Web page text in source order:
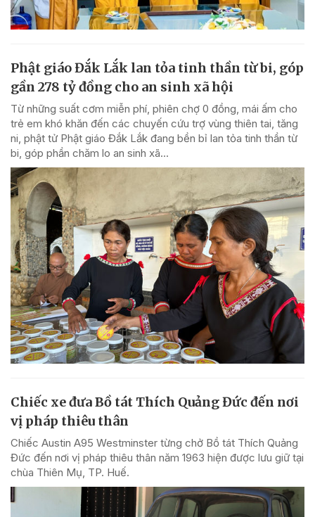
Phật giáo Đắk Lắk lan tỏa tinh thần từ bi, góp
gần 278 tỷ đồng cho an sinh xã hội
Từ những suất cơm miễn phí, phiên chợ 0 đồng, mái ấm cho
trẻ em khó khăn đến các chuyến cứu trợ vùng thiên tai, tăng
ni, phật tử Phật giáo Đắk Lắk đang bền bỉ lan tỏa tinh thần từ
bi, góp phần chăm lo an sinh xã...
Chiếc xe đưa Bồ tát Thích Quảng Đức đến nơi
vị pháp thiêu thân
Chiếc Austin A95 Westminster từng chở Bồ tát Thích Quảng
Đức đến nơi vị pháp thiêu thân năm 1963 hiện được lưu giữ tại
chùa Thiên Mụ, TP. Huế.